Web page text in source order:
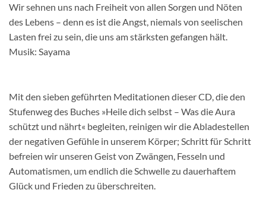
Wir sehnen uns nach Freiheit von allen Sorgen und Nöten
des Lebens – denn es ist die Angst, niemals von seelischen
Lasten frei zu sein, die uns am stärksten gefangen hält.
Musik: Sayama
Mit den sieben geführten Meditationen dieser CD, die den
Stufenweg des Buches »Heile dich selbst – Was die Aura
schützt und nährt« begleiten, reinigen wir die Abladestellen
der negativen Gefühle in unserem Körper; Schritt für Schritt
befreien wir unseren Geist von Zwängen, Fesseln und
Automatismen, um endlich die Schwelle zu dauerhaftem
Glück und Frieden zu überschreiten.